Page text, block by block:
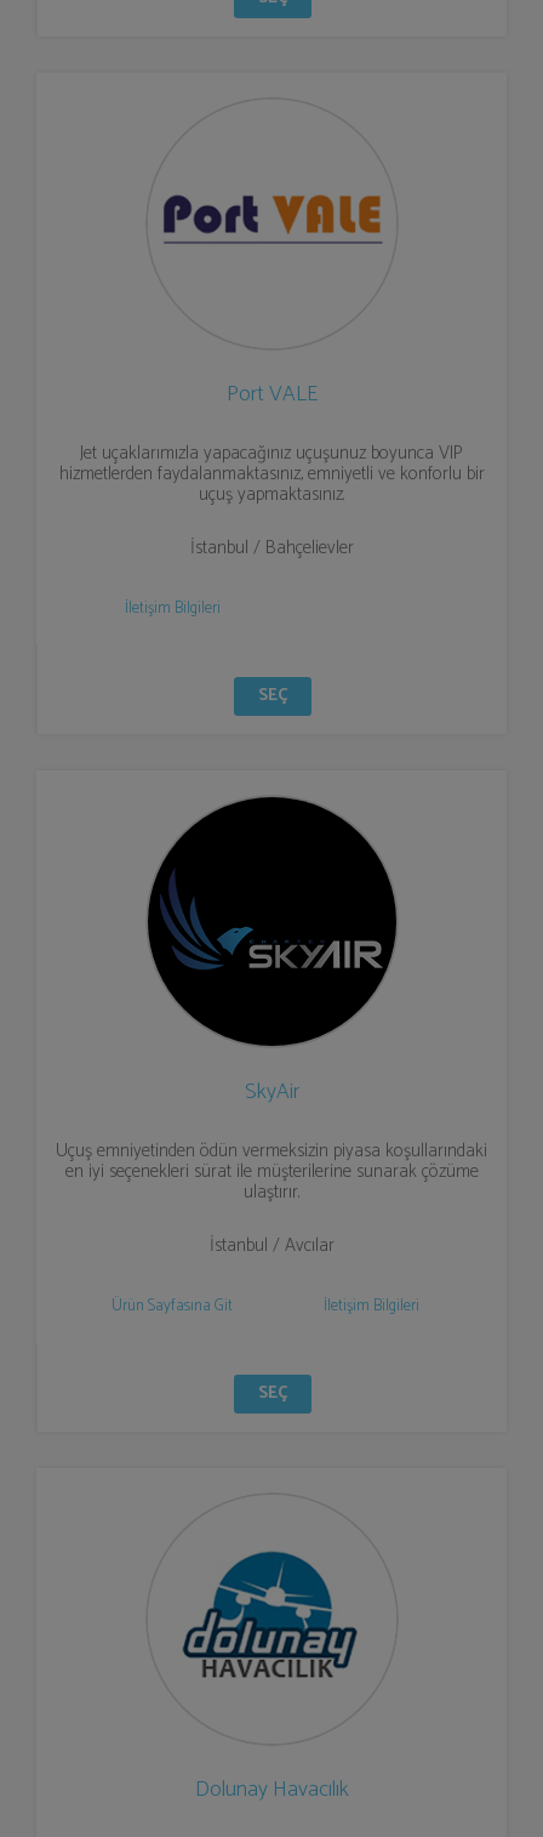
Port VALE
Jet uçaklarımızla yapacağınız uçuşunuz boyunca VIP
hizmetlerden faydalanmaktasınız, emniyetli ve konforlu bir
uçuş yapmaktasınız.
İstanbul / Bahçelievler
İletişim Bilgileri
SEÇ
SkyAir
Uçuş emniyetinden ödün vermeksizin piyasa koşullarındaki
en iyi seçenekleri sürat ile müşterilerine sunarak çözüme
ulaştırır.
İstanbul / Avcılar
Ürün Sayfasına Git İletişim Bilgileri
SEÇ
Dolunay Havacılık